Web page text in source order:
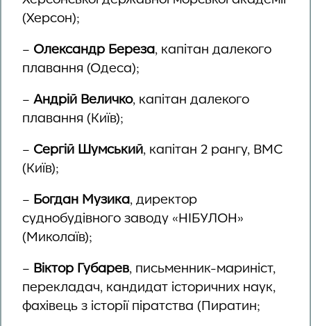
(Херсон);
– Олександр Береза, капітан далекого
плавання (Одеса);
– Андрій Величко, капітан далекого
плавання (Київ);
– Сергій Шумський, капітан 2 рангу, ВМС
(Київ);
– Богдан Музика, директор
суднобудівного заводу «НІБУЛОН»
(Миколаїв);
– Віктор Губарев, письменник-мариніст,
перекладач, кандидат історичних наук,
фахівець з історії піратства (Пиратин;